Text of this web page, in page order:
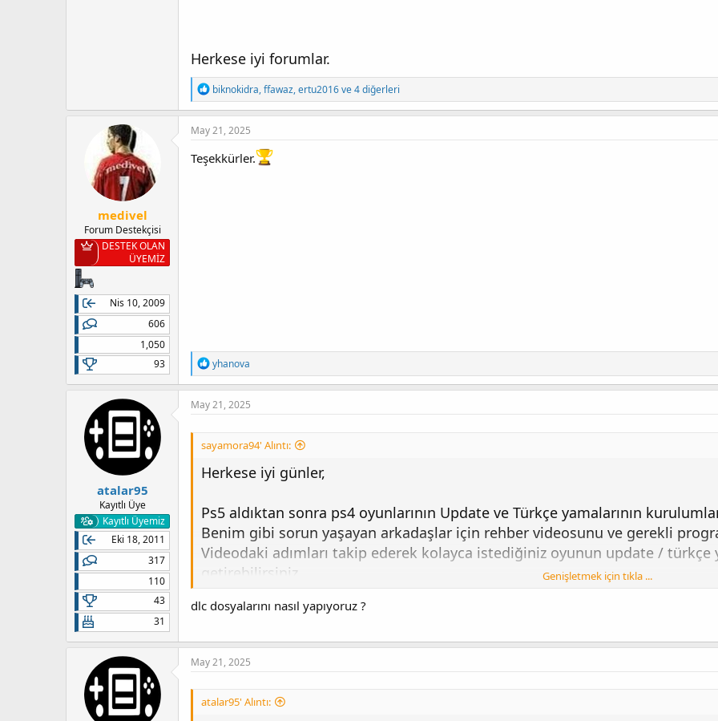
Herkese iyi forumlar.
T
e
p
k
e
biknokidra,ffawaz,ertu2016ve 4 diğerleri
medivel
Forum Destekçisi
DESTEK OLAN
ÜYEMİZ
Nis 10, 2009
606
1,050
93
May 21, 2025
Teşekkürler.
T
e
p
k
r
yhanova
atalar95
Kayıtlı Üye
Kayıtlı Üyemiz
Eki 18, 2011
317
110
43
31
May 21, 2025
sayamora94' Alıntı:
Herkese iyi günler,
Ps5 aldıktan sonra ps4 oyunlarının Update ve Türkçe yamalarının
Benim gibi sorun yaşayan arkadaşlar için rehber videosunu ve gerekli
Videodaki adımları takip ederek kolayca istediğiniz oyunun update / türkçe
getirebilirsiniz.
Denediğim oyunlar:
-Sekiro 1.05 update ve türkçe yama kurulumu (merge game + update ve
*Update ile oyunu birleştiriyoruz. Oluşan yeni pkg dosyası ile türkçe
ile birlikte türkçe yamamız hazır.
Genişletmek için tıkla ...
dlc dosyalarını nasıl yapıyoruz ?
May 21, 2025
atalar95' Alıntı: